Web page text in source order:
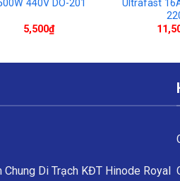
440V DO-201
5,500₫
Ultrafast
Di Trạch KĐT Hinode Royal